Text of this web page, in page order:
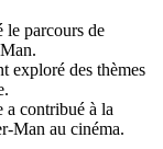
le parcours de
exploré des thèmes
contribué à la
Man au cinéma.